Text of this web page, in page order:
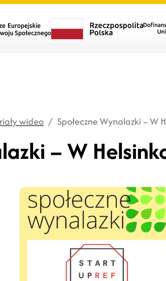
wideo / Społeczne Wynalazki – W
– W